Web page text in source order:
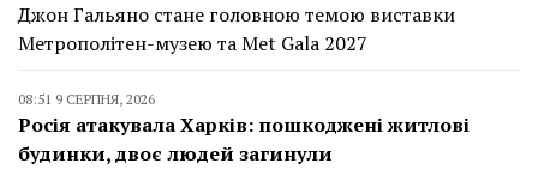
Джон Гальяно стане головною темою виставки
Метрополітен-музею та Met Gala 2027
08:51 9 СЕРПНЯ, 2026
Росія атакувала Харків: пошкоджені житлові
будинки, двоє людей загинули